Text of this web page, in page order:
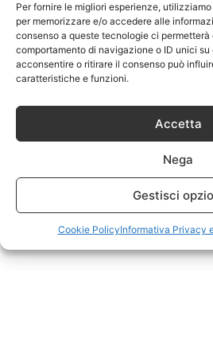
Per fornire le migliori esperienze,
per memorizzare e/o accedere alle
consenso a queste tecnologie ci permetterà
comportamento di navigazione o ID unici su
acconsentire o ritirare il consenso può
caratteristiche e funzioni.
Accetta
Nega
Gestisci
Cookie PolicyInformativa Privacy